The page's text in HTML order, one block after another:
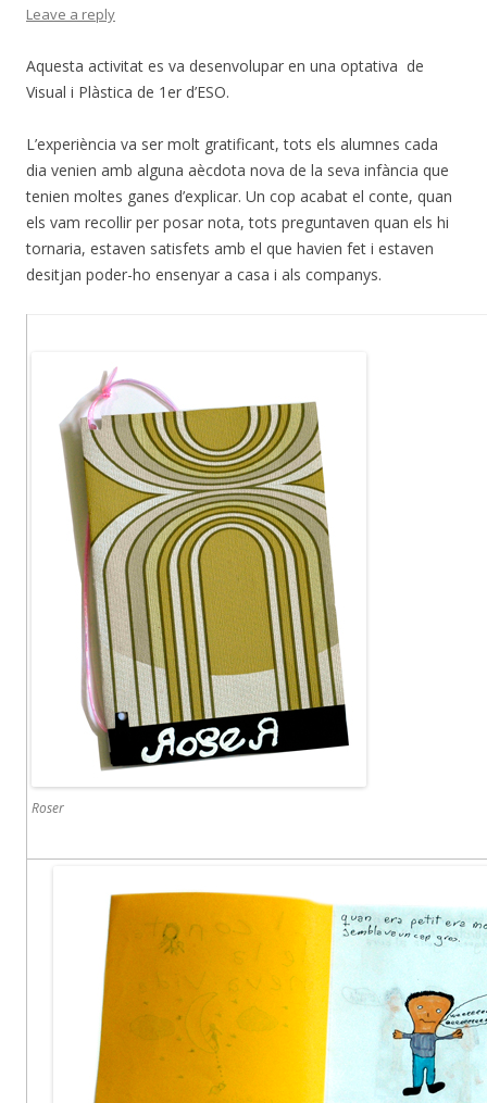
Leave a reply
Aquesta activitat es va desenvolupar en una optativa de
Visual i Plàstica de 1er d’ESO.
L’experiència va ser molt gratificant, tots els alumnes cada
dia venien amb alguna aècdota nova de la seva infància que
tenien moltes ganes d’explicar. Un cop acabat el conte, quan
els vam recollir per posar nota, tots preguntaven quan els hi
tornaria, estaven satisfets amb el que havien fet i estaven
desitjan poder-ho ensenyar a casa i als companys.
Roser